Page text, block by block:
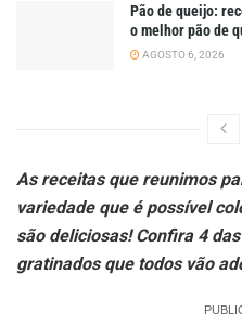
Pão de queijo:
o melhor pão de
AGOSTO 6, 2026
As receitas que reunimos
variedade que é possível
são deliciosas! Confira 4
gratinados que todos vão